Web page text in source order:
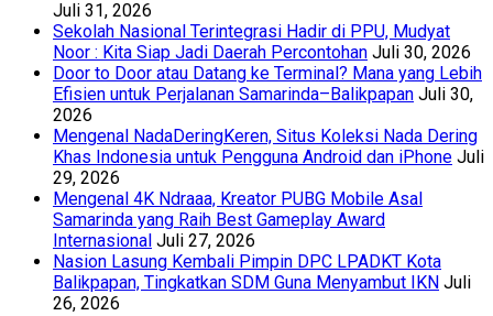
Juli 31, 2026
Sekolah Nasional Terintegrasi Hadir di PPU, Mudyat
Noor : Kita Siap Jadi Daerah Percontohan Juli 30, 2026
Door to Door atau Datang ke Terminal? Mana yang Lebih
Efisien untuk Perjalanan Samarinda–Balikpapan Juli 30,
2026
Mengenal NadaDeringKeren, Situs Koleksi Nada Dering
Khas Indonesia untuk Pengguna Android dan iPhone Juli
29, 2026
Mengenal 4K Ndraaa, Kreator PUBG Mobile Asal
Samarinda yang Raih Best Gameplay Award
Internasional Juli 27, 2026
Nasion Lasung Kembali Pimpin DPC LPADKT Kota
Balikpapan, Tingkatkan SDM Guna Menyambut IKN Juli
26, 2026